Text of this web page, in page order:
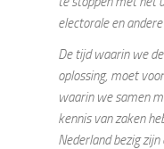
electorale en
De tijd waarin we
oplossing, moet
waarin we samen
kennis van zaken
Nederland bezig